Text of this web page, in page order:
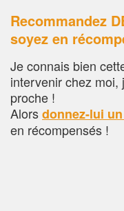
Recommandez
soyez en
Je connais bien
intervenir chez moi,
proche !
Alorsdonnez-lui
en récompensés !